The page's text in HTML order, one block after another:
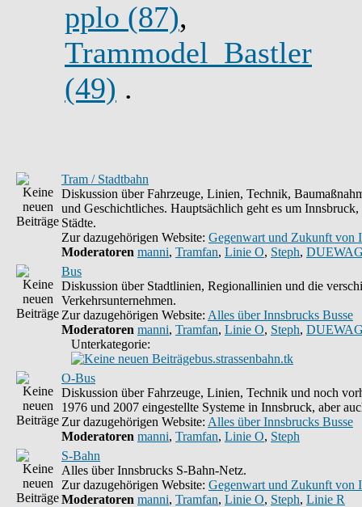
pplo (87),
Trammodel_Bastler
(49) .
Tram / Stadtbahn
Diskussion über Fahrzeuge, Linien, Technik,
und Geschichtliches. Hauptsächlich geht es um Innsbruck,
Städte.
Zur dazugehörigen Website: Gegenwart und Zukunft von
Moderatoren manni, Tramfan, Linie O, Steph,
Bus
Diskussion über Stadtlinien, Regionallinien und die
Verkehrsunternehmen.
Zur dazugehörigen Website: Alles über Innsbrucks Busse
Moderatoren manni, Tramfan, Linie O, Steph,
Unterkategorie:
bus.strassenbahn.tk
O-Bus
Diskussion über Fahrzeuge, Linien, Technik und noch
1976 und 2007 eingestellte Systeme in Innsbruck, aber
Zur dazugehörigen Website: Alles über Innsbrucks Busse
Moderatoren manni, Tramfan, Linie O, Steph
S-Bahn
Alles über Innsbrucks S-Bahn-Netz.
Zur dazugehörigen Website: Gegenwart und Zukunft von
Moderatoren manni, Tramfan, Linie O, Steph, Linie R